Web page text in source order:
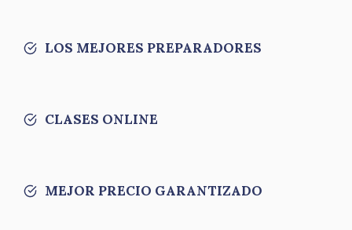
LOS MEJORES PREPARADORES
CLASES ONLINE
MEJOR PRECIO GARANTIZADO